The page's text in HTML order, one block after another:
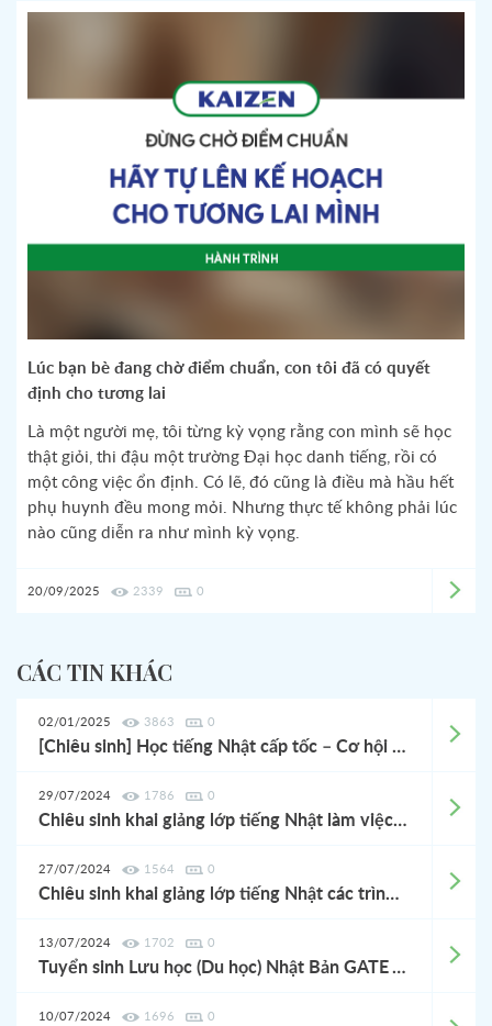
Lúc bạn bè đang chờ điểm chuẩn, con tôi đã có quyết
định cho tương lai
Là một người mẹ, tôi từng kỳ vọng rằng con mình sẽ học
thật giỏi, thi đậu một trường Đại học danh tiếng, rồi có
một công việc ổn định. Có lẽ, đó cũng là điều mà hầu hết
phụ huynh đều mong mỏi. Nhưng thực tế không phải lúc
nào cũng diễn ra như mình kỳ vọng.
20/09/2025 2339 0
CÁC TIN KHÁC
02/01/2025 3863 0
[Chiêu sinh] Học tiếng Nhật cấp tốc – Cơ hội làm Quản lý Nhà hàng tại Nhật, lương hấp dẫn!
29/07/2024 1786 0
Chiêu sinh khai giảng lớp tiếng Nhật làm việc tại Nhật Bản 08/2024
27/07/2024 1564 0
Chiêu sinh khai giảng lớp tiếng Nhật các trình độ 08/2024
13/07/2024 1702 0
Tuyển sinh Lưu học (Du học) Nhật Bản GATE Awards - tháng 7/2024
10/07/2024 1696 0